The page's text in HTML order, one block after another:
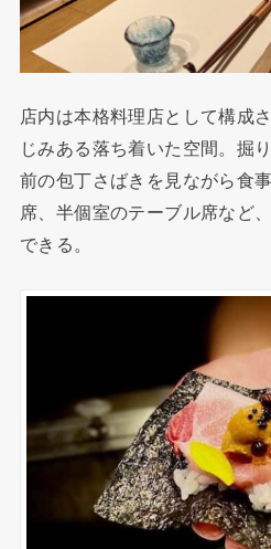
店内は本格料理店として構成
じみある落ち着いた空間。掘
前の包丁さばきを見ながら食
席、半個室のテーブル席など
できる。